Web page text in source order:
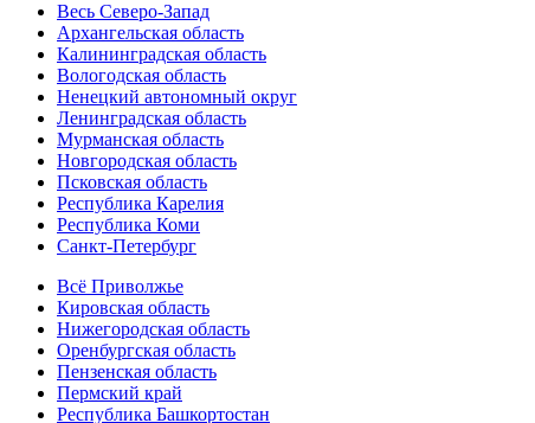
Весь Северо-Запад
Архангельская область
Калининградская область
Вологодская область
Ненецкий автономный округ
Ленинградская область
Мурманская область
Новгородская область
Псковская область
Республика Карелия
Республика Коми
Санкт-Петербург
Всё Приволжье
Кировская область
Нижегородская область
Оренбургская область
Пензенская область
Пермский край
Республика Башкортостан